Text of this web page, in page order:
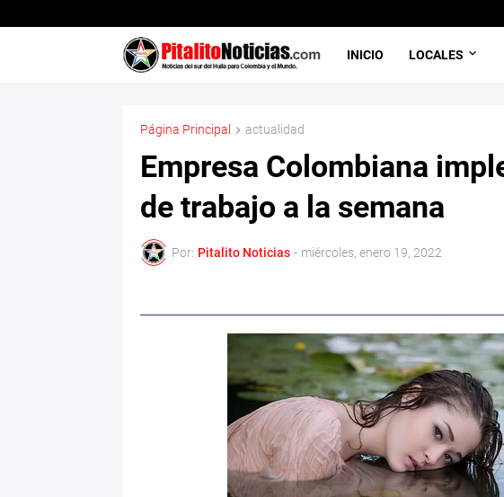
INICIO LOCALES
Página Principal actualidad
Empresa Colombiana
de trabajo a la semana
Por: Pitalito Noticias - miércoles, enero 19, 2022